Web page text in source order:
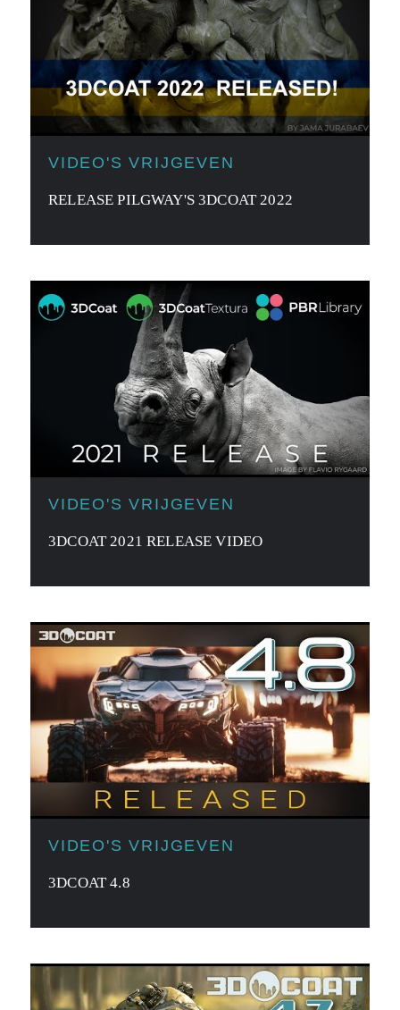
VIDEO'S VRIJGEVEN
RELEASE PILGWAY'S 3DCOAT 2022
VIDEO'S VRIJGEVEN
3DCOAT 2021 RELEASE VIDEO
VIDEO'S VRIJGEVEN
3DCOAT 4.8